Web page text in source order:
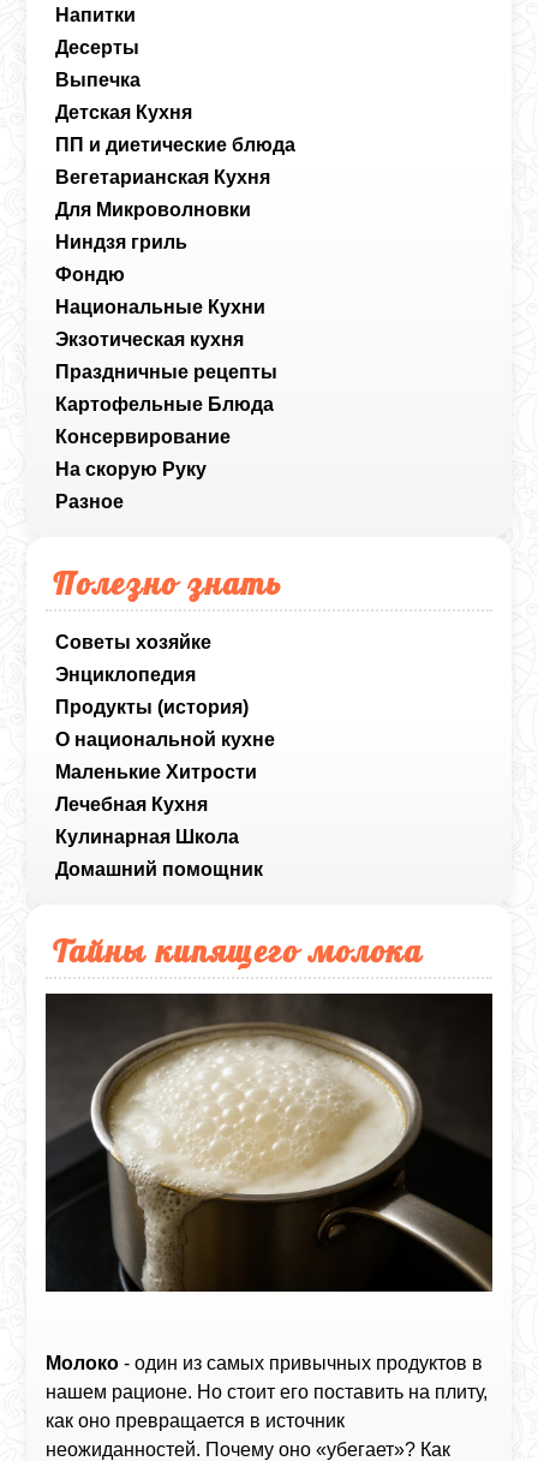
Напитки
Десерты
Выпечка
Детская Кухня
ПП и диетические блюда
Вегетарианская Кухня
Для Микроволновки
Ниндзя гриль
Фондю
Национальные Кухни
Экзотическая кухня
Праздничные рецепты
Картофельные Блюда
Консервирование
На скорую Руку
Разное
Полезно знать
Советы хозяйке
Энциклопедия
Продукты (история)
О национальной кухне
Маленькие Хитрости
Лечебная Кухня
Кулинарная Школа
Домашний помощник
Тайны кипящего молока
Молоко - один из самых привычных продуктов в
нашем рационе. Но стоит его поставить на плиту,
как оно превращается в источник
неожиданностей. Почему оно «убегает»? Как